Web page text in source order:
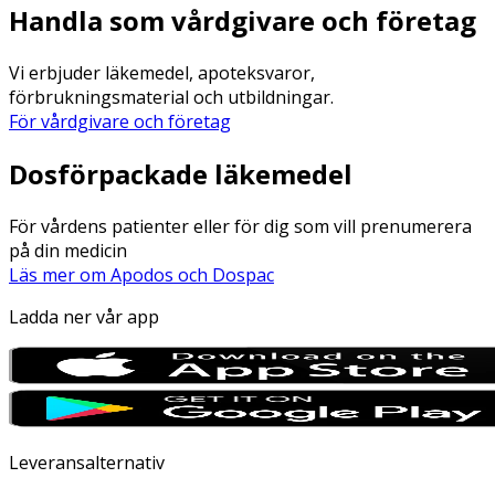
Handla som vårdgivare och företag
Vi erbjuder läkemedel, apoteksvaror,
förbrukningsmaterial och utbildningar.
För vårdgivare och företag
Dosförpackade läkemedel
För vårdens patienter eller för dig som vill prenumerera
på din medicin
Läs mer om Apodos och Dospac
Ladda ner vår app
Leveransalternativ